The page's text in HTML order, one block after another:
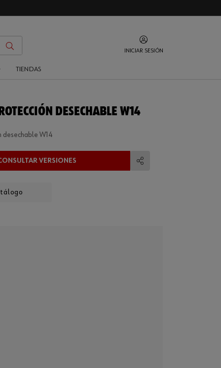
INICIAR SESIÓN
TIENDAS
DESECHABLE W14
desechable W14
VERSIONES
Compartir